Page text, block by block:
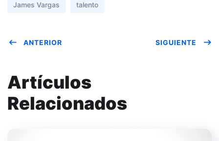
James Vargas
talento
ANTERIOR SIGUIENTE
Artículos
Relacionados